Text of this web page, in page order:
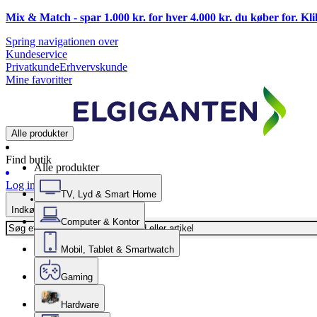
Mix & Match - spar 1.000 kr. for hver 4.000 kr. du køber for.
Spring navigationen over
Kundeservice
PrivatkundeErhvervskunde
Mine favoritter
Alle produkter
Find butik
Log ind
Indkøbskurv
Alle produkter
TV, Lyd & Smart Home
Computer & Kontor
Mobil, Tablet & Smartwatch
Gaming
Hardware